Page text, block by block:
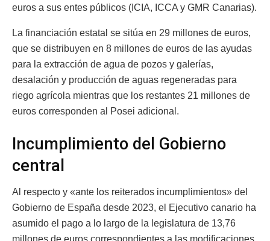
euros a sus entes públicos (ICIA, ICCA y GMR Canarias).
La financiación estatal se sitúa en 29 millones de euros,
que se distribuyen en 8 millones de euros de las ayudas
para la extracción de agua de pozos y galerías,
desalación y producción de aguas regeneradas para
riego agrícola mientras que los restantes 21 millones de
euros corresponden al Posei adicional.
Incumplimiento del Gobierno
central
Al respecto y «ante los reiterados incumplimientos» del
Gobierno de España desde 2023, el Ejecutivo canario ha
asumido el pago a lo largo de la legislatura de 13,76